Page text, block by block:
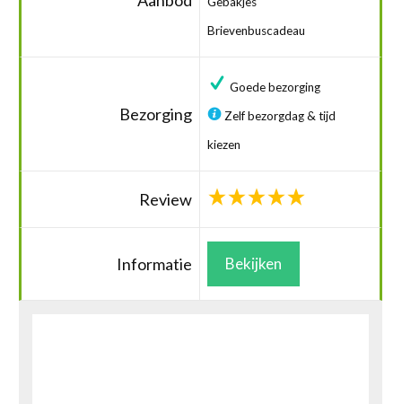
Brievenbuscadeau
Bezorging
Goede bezorging
Zelf bezorgdag & tijd
kiezen
Review
Informatie Bekijken